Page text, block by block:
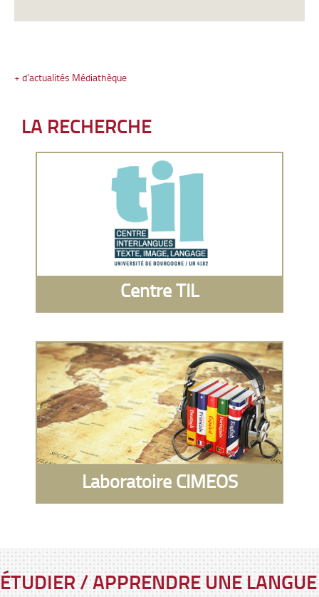
+ d'actualités Médiathèque
LA RECHERCHE
Centre TIL
Laboratoire CIMEOS
ÉTUDIER / APPRENDRE UNE